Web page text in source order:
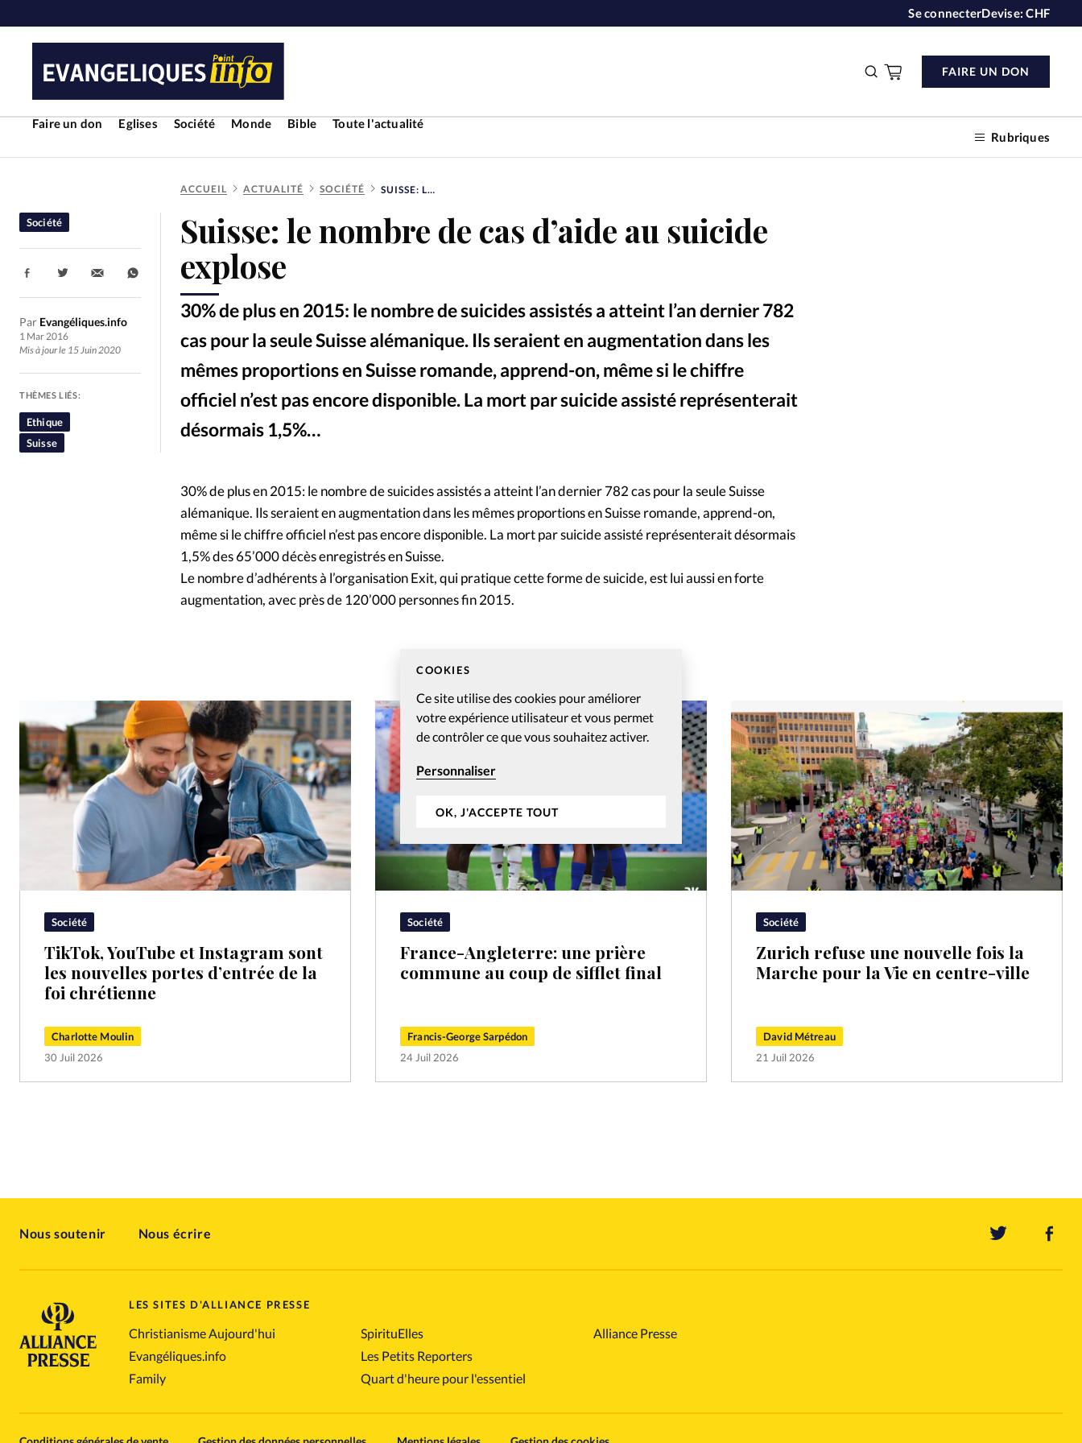
COOKIES
Ce site utilise des cookies pour améliorer
votre expérience utilisateur et vous permet
de contrôler ce que vous souhaitez activer.
Personnaliser
OK, J'ACCEPTE TOUT
Se connecterDevise:CHF
Faire un don Eglises Société Monde Bible
Toute l'actualité
Rubriques
FAIRE UN DON
RUBRIQUES
Toute l'actualité Bible
Culture
Economie
Eglises
Liberté religieuse
Mission
Monde
People
Politique Religions Société
Faire un don
La rédaction
Mon compte
ACCUEIL ACTUALITÉ SOCIÉTÉ SUISSE: LE NOMBRE DE CAS D’AIDE AU SUICIDE EXPLOSE
Suisse: le nombre de cas d’aide au suicide
explose
30% de plus en 2015: le nombre de suicides assistés a atteint l’an dernier 782
cas pour la seule Suisse alémanique. Ils seraient en augmentation dans les
mêmes proportions en Suisse romande, apprend-on, même si le chiffre
officiel n’est pas encore disponible. La mort par suicide assisté représenterait
désormais 1,5%…
Société
Par Evangéliques.info
1 Mar 2016
Mis à jour le 15 Juin 2020
Partager:
THÈMES LIÉS:
Ethique
Suisse
30% de plus en 2015: le nombre de suicides assistés a atteint l’an dernier 782 cas pour la seule Suisse
alémanique. Ils seraient en augmentation dans les mêmes proportions en Suisse romande, apprend-on,
même si le chiffre officiel n’est pas encore disponible. La mort par suicide assisté représenterait désormais
1,5% des 65’000 décès enregistrés en Suisse.
Le nombre d’adhérents à l’organisation Exit, qui pratique cette forme de suicide, est lui aussi en forte
augmentation, avec près de 120’000 personnes fin 2015.
Société
TikTok, YouTube et Instagram sont
les nouvelles portes d’entrée de la
foi chrétienne
Charlotte Moulin
30 Juil 2026
Société
France-Angleterre: une prière
commune au coup de sifflet final
Francis-George Sarpédon
24 Juil 2026
Société
Zurich refuse une nouvelle fois la
Marche pour la Vie en centre-ville
David Métreau
21 Juil 2026
Nous soutenir Nous écrire
LES SITES D'ALLIANCE PRESSE
Christianisme Aujourd'hui
Evangéliques.info
Family
SpirituElles
Les Petits Reporters
Quart d'heure pour l'essentiel
Alliance Presse